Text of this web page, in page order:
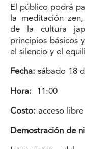
El público podrá
la meditación
de la cultura
principios básicos
el silencio y el
Fecha: sábado 18
Hora: 11:00
Costo: acceso libre
Demostración de